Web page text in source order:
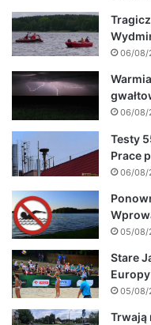
06/08/
06/08/
Testy
Prace
06/08/
05/08/
Stare
05/08/
Trwają